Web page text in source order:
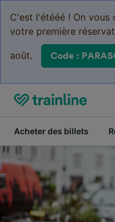
C'est l'étééé ! On
votre première
août. Code :
Acheter des billets